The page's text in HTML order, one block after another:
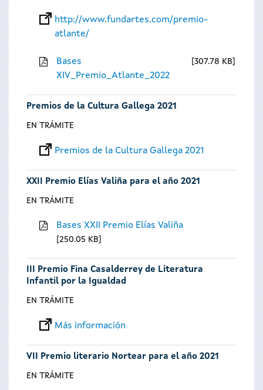
http://www.fundartes.com/premio-
atlante/
Bases
XIV_Premio_Atlante_2022
307.78 KB
Premios de la Cultura Gallega 2021
EN TRÁMITE
Premios de la Cultura Gallega 2021
XXII Premio Elías Valiña para el año 2021
EN TRÁMITE
Bases XXII Premio Elías Valiña
250.05 KB
III Premio Fina Casalderrey de Literatura
Infantil por la Igualdad
EN TRÁMITE
Más información
VII Premio literario Nortear para el año 2021
EN TRÁMITE